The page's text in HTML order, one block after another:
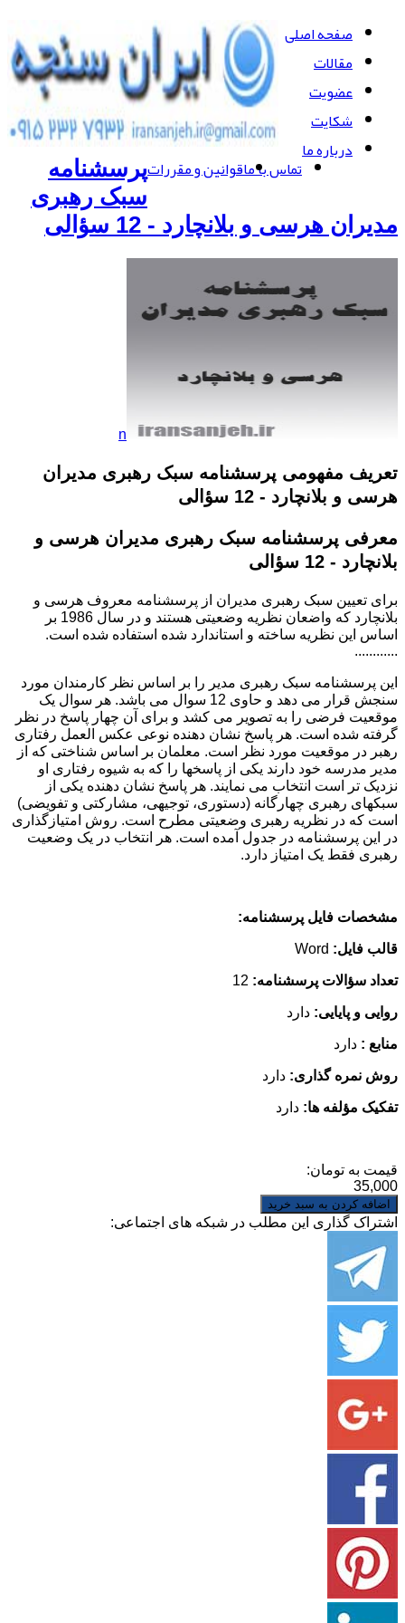
صفحه اصلی
مقالات
عضویت
شکایت
درباره ما
تماس با ماقوانین و مقرراتپرسشنامه
سبک رهبری
مدیران هرسی و بلانچارد - 12 سؤالی
n
تعریف مفهومی پرسشنامه سبک رهبری مدیران
هرسی و بلانچارد - 12 سؤالی
معرفی پرسشنامه سبک رهبری مدیران هرسی و
بلانچارد - 12 سؤالی
برای تعیین سبک رهبری مدیران از پرسشنامه معروف هرسی و
بلانچارد
که واضعان نظریه وضعیتی هستند و در سال 1986 بر
اساس این نظریه ساخته و استاندارد شده استفاده شده است.
............
این پرسشنامه سبک رهبری مدیر را بر اساس نظر کارمندان مورد
سنجش قرار می دهد و حاوی 12 سوال می باشد. هر سوال یک
موقعیت فرضی را به تصویر می کشد و برای آن چهار پاسخ در نظر
گرفته شده است. هر پاسخ نشان دهنده نوعی عکس العمل رفتاری
رهبر در موقعیت مورد نظر است. معلمان بر اساس شناختی که از
مدیر مدرسه خود دارند یکی از پاسخها را که به شیوه رفتاری او
نزدیک تر است انتخاب می نمایند. هر پاسخ نشان دهنده یکی از
سبکهای رهبری چهارگانه (دستوری، توجیهی، مشارکتی و تفویضی)
است که در نظریه رهبری وضعیتی مطرح است. روش امتیازگذاری
در این پرسشنامه در جدول آمده است. هر انتخاب در یک وضعیت
رهبری فقط یک امتیاز دارد.
مشخصات فایل پرسشنامه:
قالب فایل: Word
تعداد سؤالات پرسشنامه:
روایی و پایایی: دارد
منابع : دارد
روش نمره گذاری: دارد
تفکیک مؤلفه ها: دارد
قیمت به تومان:
35,000
اشتراک گذاری این مطلب در شبکه های اجتماعی: